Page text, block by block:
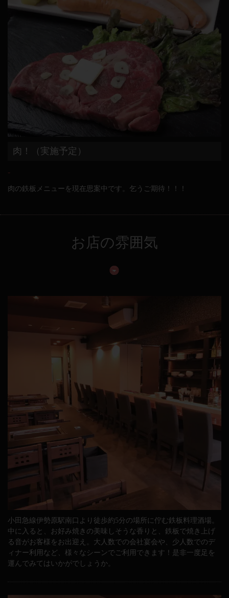
肉！（実施予定）
-
肉の鉄板メニューを現在思案中です。乞うご期待！！！
お店の雰囲気
小田急線伊勢原駅南口より徒歩約5分の場所に佇む鉄板料理酒場。
中に入ると、お好み焼きの美味しそうな香りと、鉄板で焼き上げ
る音がお客様をお出迎え。大人数での会社宴会や、少人数でのデ
ィナー利用など、様々なシーンでご利用できます！是非一度足を
運んでみてはいかがでしょうか。